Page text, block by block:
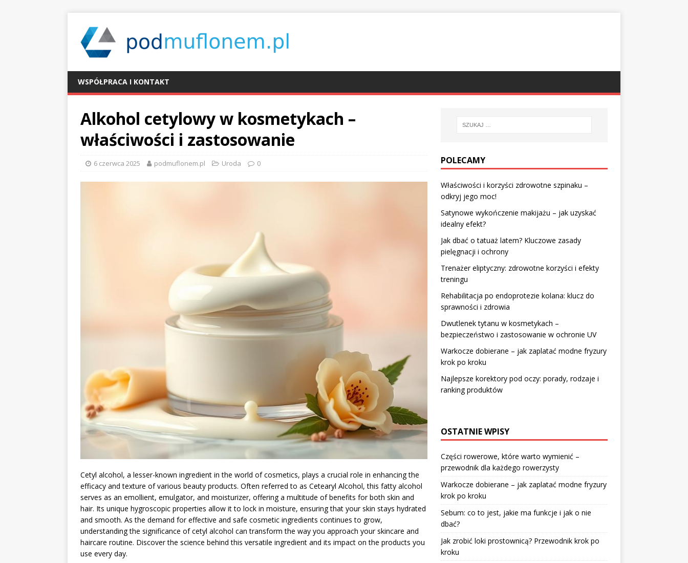
WSPÓŁPRACA I KONTAKT
Alkohol cetylowy w kosmetykach –
właściwości i zastosowanie
6 czerwca 2025 podmuflonem.pl Uroda 0
Cetyl alcohol, a lesser-known ingredient in the world of cosmetics, plays a crucial role in enhancing the
efficacy and texture of various beauty products. Often referred to as Cetearyl Alcohol, this fatty alcohol
serves as an emollient, emulgator, and moisturizer, offering a multitude of benefits for both skin and
hair. Its unique hygroscopic properties allow it to lock in moisture, ensuring that your skin stays hydrated
and smooth. As the demand for effective and safe cosmetic ingredients continues to grow,
understanding the significance of cetyl alcohol can transform the way you approach your skincare and
haircare routine. Discover the science behind this versatile ingredient and its impact on the products you
use every day.
POLECAMY
Właściwości i korzyści zdrowotne szpinaku –
odkryj jego moc!
Satynowe wykończenie makijażu – jak uzyskać
idealny efekt?
Jak dbać o tatuaż latem? Kluczowe zasady
pielęgnacji i ochrony
Trenażer eliptyczny: zdrowotne korzyści i efekty
treningu
Rehabilitacja po endoprotezie kolana: klucz do
sprawności i zdrowia
Dwutlenek tytanu w kosmetykach –
bezpieczeństwo i zastosowanie w ochronie UV
Warkocze dobierane – jak zaplatać modne fryzury
krok po kroku
Najlepsze korektory pod oczy: porady, rodzaje i
ranking produktów
OSTATNIE WPISY
Części rowerowe, które warto wymienić –
przewodnik dla każdego rowerzysty
Warkocze dobierane – jak zaplatać modne fryzury
krok po kroku
Sebum: co to jest, jakie ma funkcje i jak o nie
dbać?
Jak zrobić loki prostownicą? Przewodnik krok po
kroku